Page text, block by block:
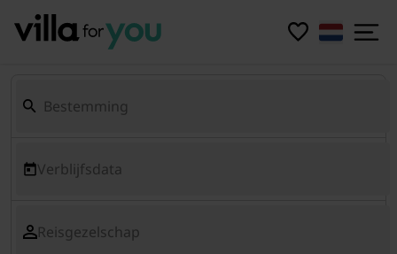
Verblijfsdata
Reisgezelschap